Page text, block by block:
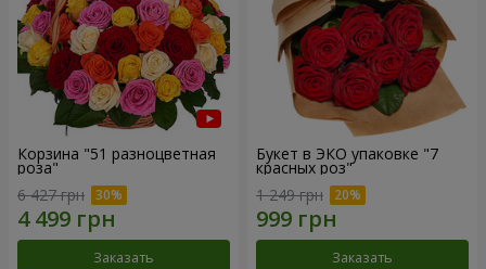
Корзина "51 разноцветная
роза"
6 427 грн
Заказать
Букет в ЭКО упаковке "7
красных роз"
1 249 грн
Заказать